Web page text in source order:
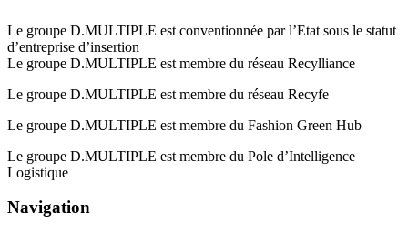
Le groupe D.MULTIPLE est conventionnée par l’Etat sous le statut
d’entreprise d’insertion
Le groupe D.MULTIPLE est membre du réseau Recylliance
Le groupe D.MULTIPLE est membre du réseau Recyfe
Le groupe D.MULTIPLE est membre du Fashion Green Hub
Le groupe D.MULTIPLE est membre du Pole d’Intelligence
Logistique
Navigation